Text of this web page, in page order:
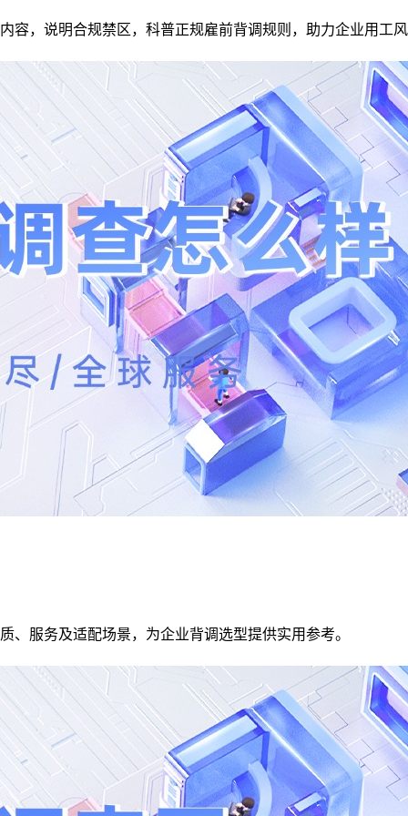
容，说明合规禁区，科普正规雇前背调规则，助力企业用工
服务及适配场景，为企业背调选型提供实用参考。